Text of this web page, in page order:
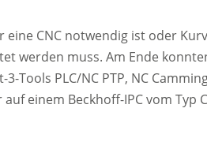
CNC notwendig ist oder
werden muss. Am Ende
Tools PLC/NC PTP, NC
einem Beckhoff-IPC vom Typ